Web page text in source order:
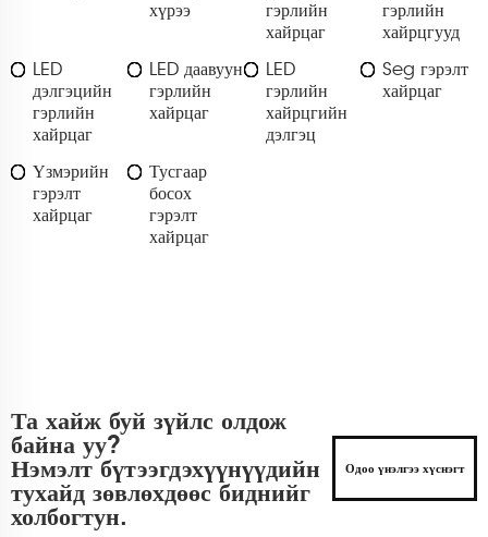
хүрээ
гэрлийн
хайрцаг
гэрлийн
хайрцгууд
LED
дэлгэцийн
гэрлийн
хайрцаг
LED даавуун
гэрлийн
хайрцаг
LED
гэрлийн
хайрцгийн
дэлгэц
Seg гэрэлт
хайрцаг
Үзмэрийн
гэрэлт
хайрцаг
Тусгаар
босох
гэрэлт
хайрцаг
Та хайж буй зүйлс олдож
байна уу?
Нэмэлт бүтээгдэхүүнүүдийн
тухайд зөвлөхдөөс биднийг
холбогтун.
Одоо үнэлгээ хүснэгт